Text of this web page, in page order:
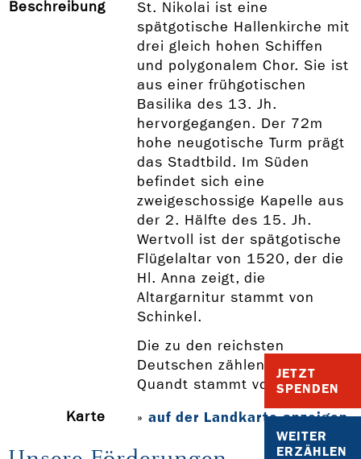
JETZT
SPENDEN
WEITER
ERZÄHLEN
Beschreibung
St. Nikolai ist eine
spätgotische Hallenkirche mit
drei gleich hohen Schiffen
und polygonalem Chor. Sie ist
aus einer frühgotischen
Basilika des 13. Jh.
hervorgegangen. Der 72m
hohe neugotische Turm prägt
das Stadtbild. Im Süden
befindet sich eine
zweigeschossige Kapelle aus
der 2. Hälfte des 15. Jh.
Wertvoll ist der spätgotische
Flügelaltar von 1520, der die
Hl. Anna zeigt, die
Altargarnitur stammt von
Schinkel.
Die zu den reichsten
Deutschen zählende Familie
Quandt stammt vom Ort.
Karte
» auf der Landkarte anzeigen